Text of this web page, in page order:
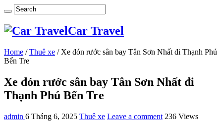
Car Travel
Home / Thuê xe / Xe đón rước sân bay Tân Sơn Nhất đi Thạnh Phú
Bến Tre
Xe đón rước sân bay Tân Sơn Nhất đi
Thạnh Phú Bến Tre
admin 6 Tháng 6, 2025 Thuê xe Leave a comment 236 Views